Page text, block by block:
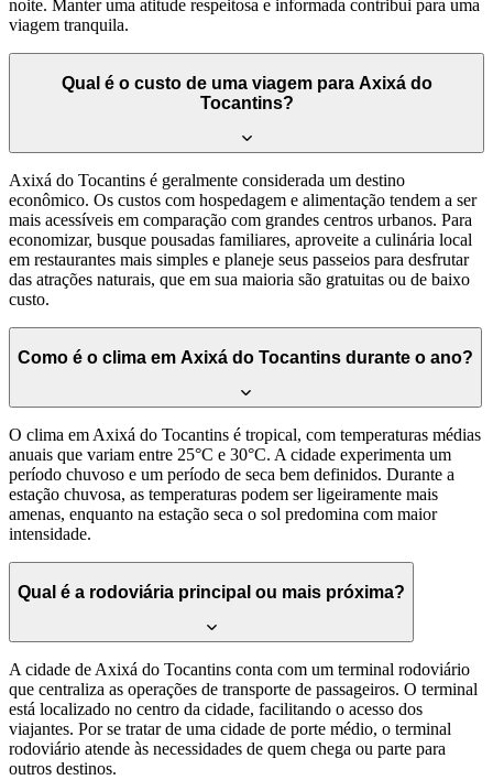
noite. Manter uma atitude respeitosa e informada contribui para uma
viagem tranquila.
Qual é o custo de uma viagem para Axixá do
Tocantins?
Axixá do Tocantins é geralmente considerada um destino
econômico. Os custos com hospedagem e alimentação tendem a ser
mais acessíveis em comparação com grandes centros urbanos. Para
economizar, busque pousadas familiares, aproveite a culinária local
em restaurantes mais simples e planeje seus passeios para desfrutar
das atrações naturais, que em sua maioria são gratuitas ou de baixo
custo.
Como é o clima em Axixá do Tocantins durante o ano?
O clima em Axixá do Tocantins é tropical, com temperaturas médias
anuais que variam entre 25°C e 30°C. A cidade experimenta um
período chuvoso e um período de seca bem definidos. Durante a
estação chuvosa, as temperaturas podem ser ligeiramente mais
amenas, enquanto na estação seca o sol predomina com maior
intensidade.
Qual é a rodoviária principal ou mais próxima?
A cidade de Axixá do Tocantins conta com um terminal rodoviário
que centraliza as operações de transporte de passageiros. O terminal
está localizado no centro da cidade, facilitando o acesso dos
viajantes. Por se tratar de uma cidade de porte médio, o terminal
rodoviário atende às necessidades de quem chega ou parte para
outros destinos.